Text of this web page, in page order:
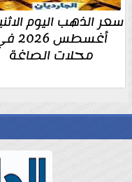
أغسطس
محلات الصاغة